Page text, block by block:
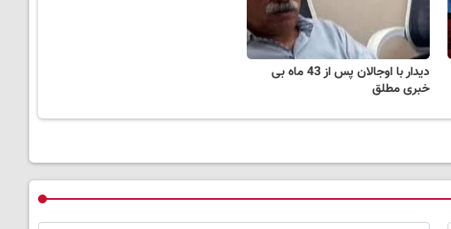
دیدار با اوجالان پس از 43 ماه بی
خبری مطلق